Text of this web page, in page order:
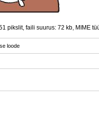
pikslit, faili suurus: 72 kb, MIME
loode